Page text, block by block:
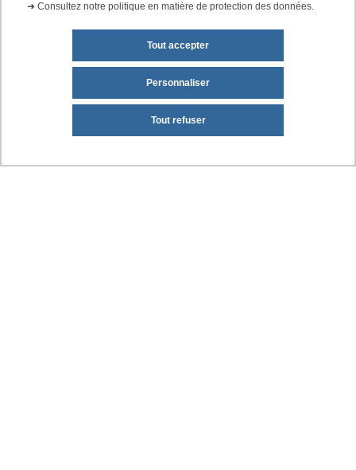
➜ Consultez notre politique en matière de protection des données.
Tout accepter
Tout refuser
Personnaliser
Campus Saint-Simon
Site d'enseignement des départements
Systèmes d'information (SI) et Génie